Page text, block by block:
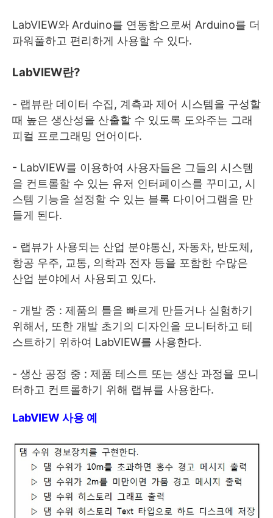
LabVIEW와 Arduino를 연동함으로써 Arduino를 더
파워풀하고 편리하게 사용할 수 있다.
LabVIEW란?
- 랩뷰란 데이터 수집, 계측과 제어 시스템을 구성할
때 높은 생산성을 산출할 수 있도록 도와주는 그래
피컬 프로그래밍 언어이다.
- LabVIEW를 이용하여 사용자들은 그들의 시스템
을 컨트롤할 수 있는 유저 인터페이스를 꾸미고, 시
스템 기능을 설정할 수 있는 블록 다이어그램을 만
들게 된다.
- 랩뷰가 사용되는 산업 분야통신, 자동차, 반도체,
항공 우주, 교통, 의학과 전자 등을 포함한 수많은
산업 분야에서 사용되고 있다.
- 개발 중 : 제품의 틀을 빠르게 만들거나 실험하기
위해서, 또한 개발 초기의 디자인을 모니터하고 테
스트하기 위하여 LabVIEW를 사용한다.
- 생산 공정 중 : 제품 테스트 또는 생산 과정을 모니
터하고 컨트롤하기 위해 랩뷰를 사용한다.
LabVIEW 사용 예